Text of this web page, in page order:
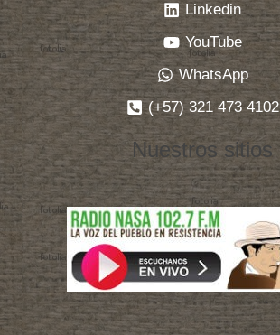
Linkedin
YouTube
WhatsApp
(+57) 321 473 4102
Nuestros sitios